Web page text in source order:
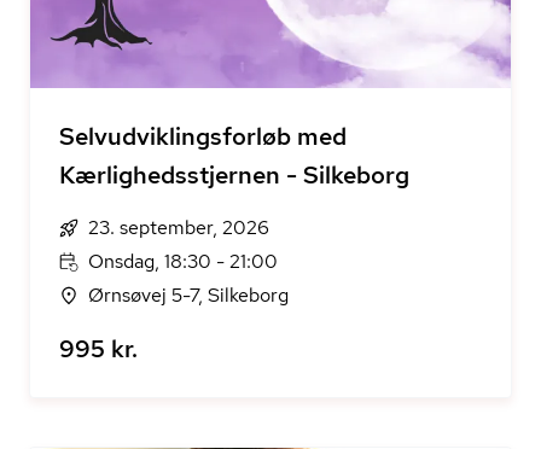
Selvudviklingsforløb med
Kærlighedsstjernen - Silkeborg
23. september, 2026
Onsdag, 18:30 - 21:00
Ørnsøvej 5-7, Silkeborg
995 kr.